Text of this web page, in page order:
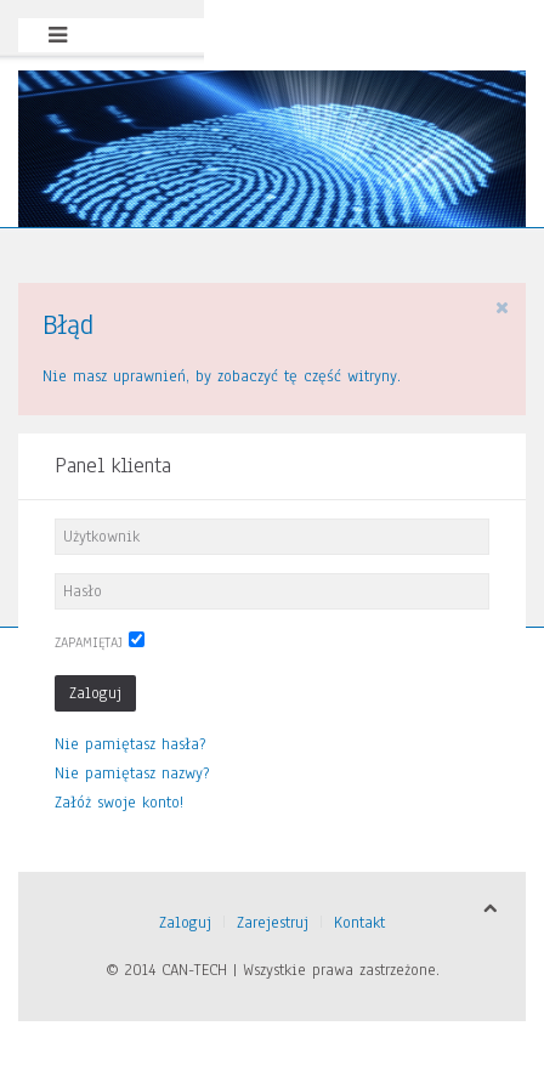
Błąd
Nie masz uprawnień, by zobaczyć tę część witryny.
Panel klienta
ZAPAMIĘTAJ
Zaloguj
Nie pamiętasz hasła?
Nie pamiętasz nazwy?
Załóż swoje konto!
Zaloguj Zarejestruj Kontakt
© 2014 CAN-TECH | Wszystkie prawa zastrzeżone.